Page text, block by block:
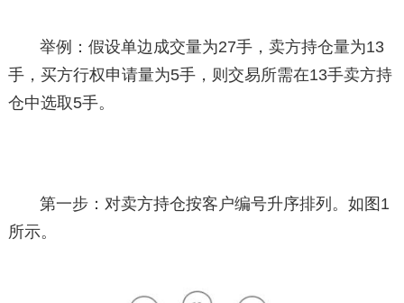
举例：假设单边成交量为27手，卖方持仓量为13
手，买方行权申请量为5手，则交易所需在13手卖方持
仓中选取5手。
第一步：对卖方持仓按客户编号升序排列。如图1
所示。